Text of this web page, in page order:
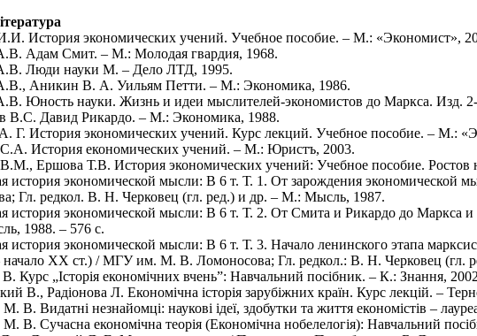
История экономических учений. Учебное пособие. – М.: «Экономист»,
Адам Смит. – М.: Молодая гвардия, 1968.
Люди науки М. – Дело ЛТД, 1995.
Аникин В. А. Уильям Петти. – М.: Экономика, 1986.
Юность науки. Жизнь и идеи мыслителей-экономистов до Маркса. Изд.
В.С. Давид Рикардо. – М.: Экономика, 1988.
Г. История экономических учений. Курс лекций. Учебное пособие. – М.:
С.А. История економических учений. – М.: Юристъ, 2003.
В.М., Ершова Т.В. История экономических учений: Учебное пособие. Ростов
история экономической мысли: В 6 т. Т. 1. От зарождения
Гл. редкол. В. Н. Черковец (гл. ред.) и др. – М.: Мысль, 1987.
история экономической мысли: В 6 т. Т. 2. От Смита и Рикардо до
1988. – 576 c.
история экономической мысли: В 6 т. Т. 3. Начало ленинского этапа
ХХ ст.) / МГУ им. М. В. Ломоносова; Гл. редкол.: В. Н. Черковец (гл.
Курс „Історія економічних вчень”: Навчальний посібник. – К.: Знання,
В., Радіонова Л. Економічна історія зарубіжних країн. Курс лекцій. –
В. Видатні незнайомці: наукові ідеї, здобутки та життя економістів –
В. Сучасна економічна теорія (Економічна нобелелогія): Навчальний